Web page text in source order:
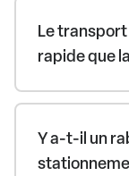
Le
rapide que
Y a-t-il un